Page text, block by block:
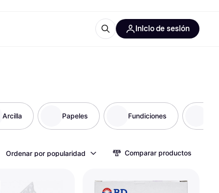
categorías
Inicio de sesión
Arcilla Papeles Fundiciones
Ordenar por popularidad Comparar productos